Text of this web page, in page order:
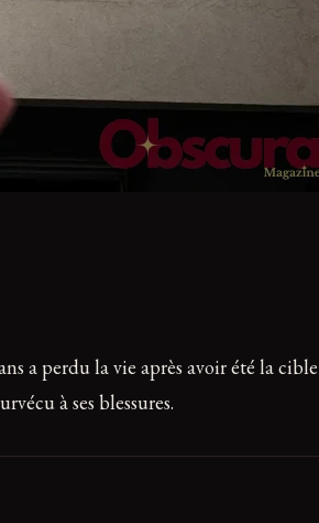
a perdu la vie après avoir été la
à ses blessures.